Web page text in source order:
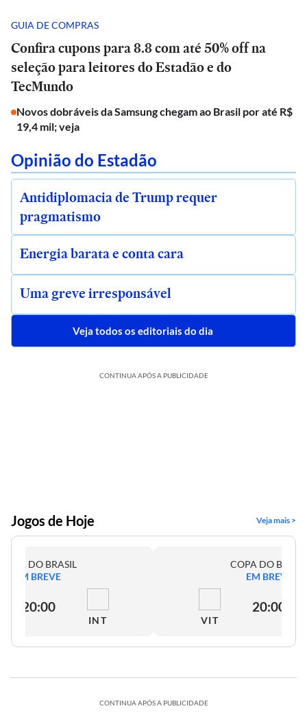
GUIA DE COMPRAS
Confira cupons para 8.8 com até 50% off na
seleção para leitores do Estadão e do
TecMundo
Novos dobráveis da Samsung chegam ao Brasil por até R$
19,4 mil; veja
Opinião do Estadão
Antidiplomacia de Trump requer
pragmatismo
Energia barata e conta cara
Uma greve irresponsável
Veja todos os editoriais do dia
CONTINUA APÓS A PUBLICIDADE
Jogos de Hoje Veja mais >
DO BRASIL
EM BREVE
20:00
INT
COPA DO
EM BREVE
VIT
20:00
CONTINUA APÓS A PUBLICIDADE